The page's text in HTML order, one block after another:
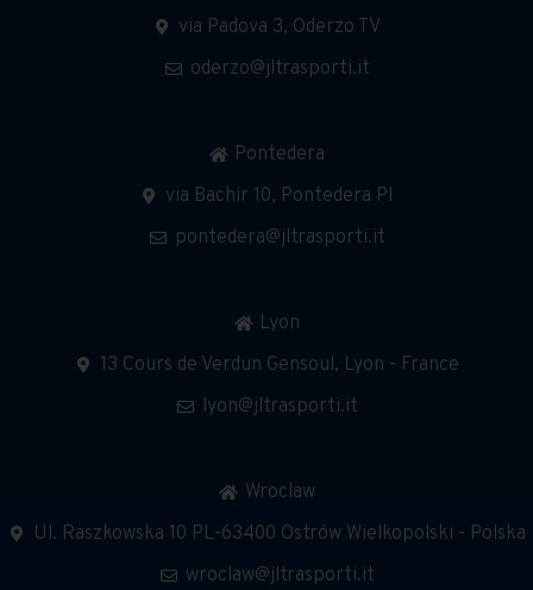
via Padova 3, Oderzo TV
oderzo@jltrasporti.it
Pontedera
via Bachir 10, Pontedera PI
pontedera@jltrasporti.it
Lyon
13 Cours de Verdun Gensoul, Lyon - France
lyon@jltrasporti.it
Wroclaw
Ul. Raszkowska 10 PL-63400 Ostrów Wielkopolski - Polska
wroclaw@jltrasporti.it